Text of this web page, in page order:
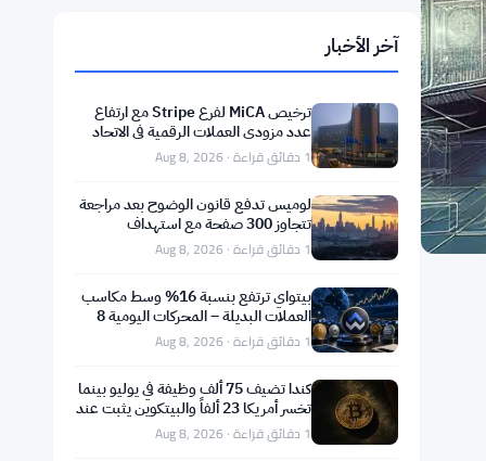
الأوروبي إلى 324
1 دقائق قراءة · Aug 8, 2026
لوميس تدفع قانون الوضوح بعد مراجعة